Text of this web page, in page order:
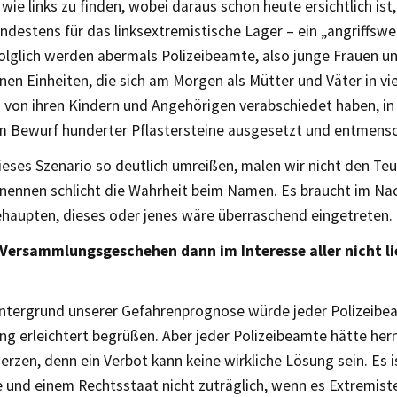
links zu finden, wobei daraus schon heute ersichtlich
für das linksextremistische Lager – ein
werden abermals Polizeibeamte, also junge Frauen
Einheiten, die sich am Morgen als Mütter und Väter in
von ihren Kindern und Angehörigen verabschiedet haben,
Bewurf hunderter Pflastersteine ausgesetzt und
Szenario so deutlich umreißen, malen wir nicht den
schlicht die Wahrheit beim Namen. Es braucht im
dieses oder jenes wäre überraschend eingetreten.
dann im Interesse aller nicht
unserer Gefahrenprognose würde jeder
erleichtert begrüßen. Aber jeder Polizeibeamte hätte
denn ein Verbot kann keine wirkliche Lösung sein. Es
und einem Rechtsstaat nicht zuträglich, wenn es